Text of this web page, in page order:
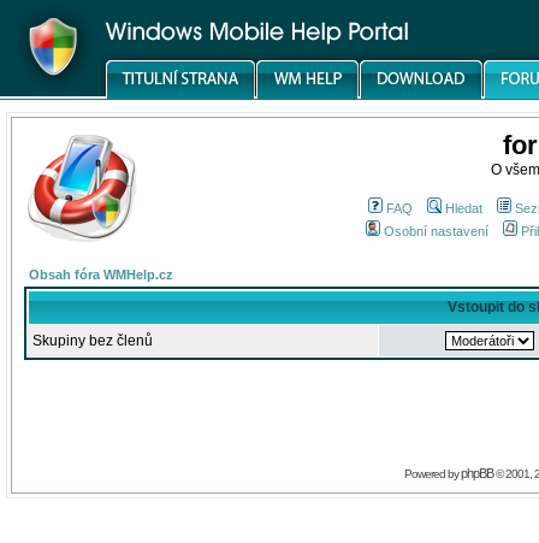
O
FAQ Hledat
Osobní nastavení
Obsah fóra WMHelp.cz
Vstoupit do
Skupiny bez členů
Powered byphpBB© 2001,